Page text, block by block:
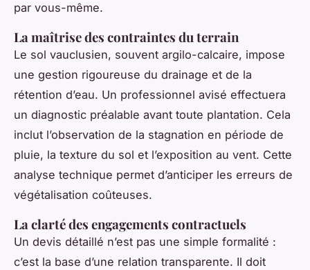
par vous-même.
La maîtrise des contraintes du terrain
Le sol vauclusien, souvent argilo-calcaire, impose
une gestion rigoureuse du drainage et de la
rétention d’eau. Un professionnel avisé effectuera
un diagnostic préalable avant toute plantation. Cela
inclut l’observation de la stagnation en période de
pluie, la texture du sol et l’exposition au vent. Cette
analyse technique permet d’anticiper les erreurs de
végétalisation coûteuses.
La clarté des engagements contractuels
Un devis détaillé n’est pas une simple formalité :
c’est la base d’une relation transparente. Il doit